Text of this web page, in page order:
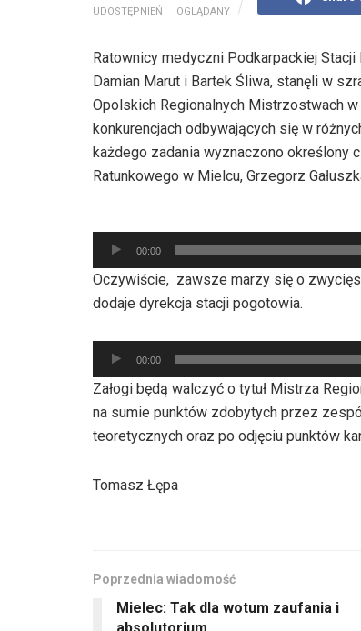
UDOSTĘPNIEŃ OGLĄDANY
Ratownicy medyczni Podkarpackiej
Damian Marut i Bartek Śliwa, stanęli w
Opolskich Regionalnych Mistrzostwach
konkurencjach odbywających się w
każdego zadania wyznaczono określony
Ratunkowego w Mielcu, Grzegorz
Odtwarzacz
plików
dźwiękowych
00:00
Oczywiście, zawsze marzy się o
dodaje dyrekcja stacji pogotowia.
Odtwarzacz
plików
dźwiękowych
00:00
Załogi będą walczyć o tytuł Mistrza
na sumie punktów zdobytych przez
teoretycznych oraz po odjęciu punktów
Tomasz Łępa
Poprzednia wiadomość
Mielec: Tak dla wotum zaufania i